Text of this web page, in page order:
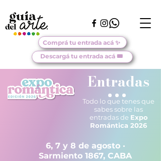
Comprá tu entrada acá ✨
Descargá tu entrada acá 🎟️
Entradas
Todo lo que tenes que
sabes sobre las
entradas de Expo
Romántica 2026
6, 7 y 8 de agosto ·
Sarmiento 1867, CABA